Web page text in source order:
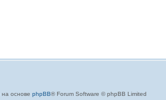
основе phpBB® Forum Software © phpBB Limited